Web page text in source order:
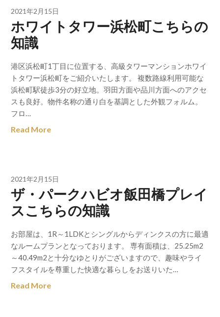
2021年2月15日
ホワイトタワー浜松町こちらの
知識
港区浜松町1丁目に位置する、高級タワーマンションホワイ
トタワー浜松町をご紹介いたします。 複数路線利用可能な
浜松町駅徒歩3分の好立地。羽田方面や品川方面へのアクセ
スも良好。物件名称の通り白を基調とした外観フォルム。
フロ…
Read More
2021年2月15日
ザ・パークハビオ飯田橋プレイ
スこちらの知識
お部屋は、1R～1LDKとシングルからディンクスの方に最適
なルームプランとなっております。 専有面積は、25.25m2
～40.49m2と十分なゆとりがございますので、趣味やライ
フスタイルを尊重した快適な暮らしをお送りいた…
Read More